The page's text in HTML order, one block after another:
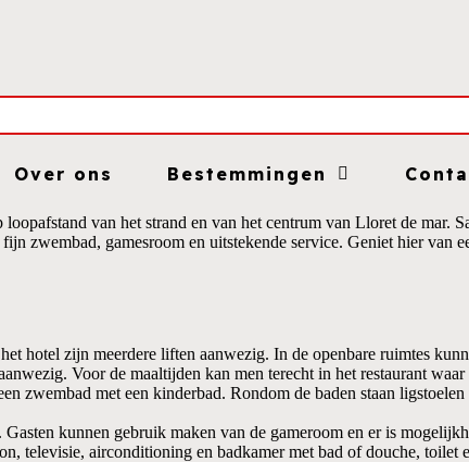
Over ons Bestemmingen
van het strand en van het centrum van Lloret de mar.
zwembad, gamesroom en uitstekende service. Geniet hier van
hotel zijn meerdere liften aanwezig. In de openbare ruimtes
Voor de maaltijden kan men terecht in het restaurant
zwembad met een kinderbad. Rondom de baden staan
kunnen gebruik maken van de gameroom en er is
televisie, airconditioning en badkamer met bad of douche, toilet